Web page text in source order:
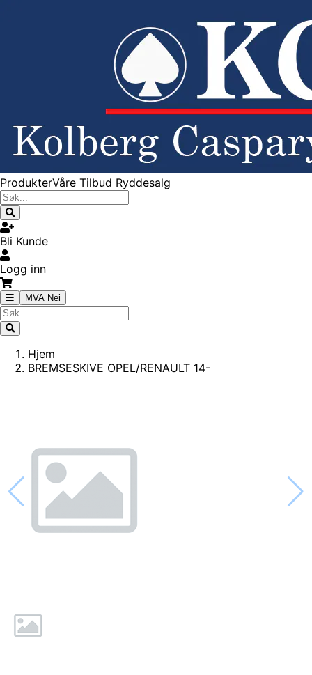
ProdukterVåre Tilbud Ryddesalg
Bli Kunde
Logg inn
MVA Nei
Hjem
BREMSESKIVE OPEL/RENAULT 14-